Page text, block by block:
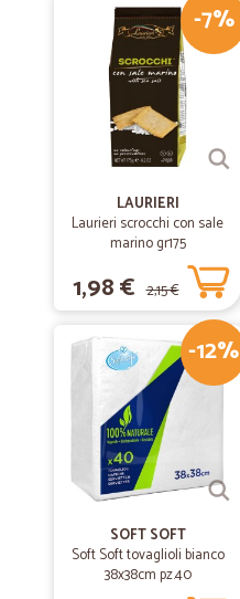
-7%
LAURIERI
Laurieri scrocchi con sale
marino gr175
1,98 € 2,15 €
-12%
SOFT SOFT
Soft Soft tovaglioli bianco
38x38cm pz.40